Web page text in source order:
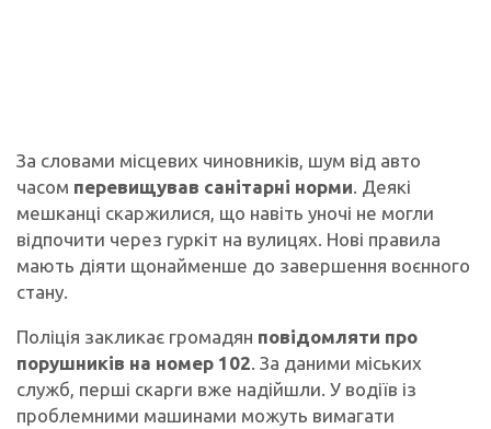
За словами місцевих чиновників, шум від авто
часом перевищував санітарні норми. Деякі
мешканці скаржилися, що навіть уночі не могли
відпочити через гуркіт на вулицях. Нові правила
мають діяти щонайменше до завершення воєнного
стану.
Поліція закликає громадян повідомляти про
порушників на номер 102. За даними міських
служб, перші скарги вже надійшли. У водіїв із
проблемними машинами можуть вимагати